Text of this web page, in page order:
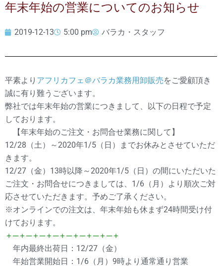
年末年始の営業についてのお知らせ
2019-12-13 5:00 pm バラカ・スタッフ
平素より アフリカフェ＠バラカ業務用卸販売をご愛顧頂き
誠に有り難うございます。
弊社では年末年始の営業につきまして、以下の日程で予定
しております。
【年末年始のご注文・お問合せ業務に関して】
12/28（土）～2020年1/5（日）までお休みとさせていただ
きます。
12/27（金）13時以降～2020年1/5（日）の間にいただいた
ご注文・お問合せにつきましては、1/6（月）より順次ご対
応させていただきます。予めご了承ください。
※オンラインでの注文は、年末年始も休まず24時間受け付
けております。
＋─＋─＋─＋─＋─＋─＋─＋─＋
年内最終出荷日：12/27（金）
年始営業開始日：1/6（月）9時より通常通り営業